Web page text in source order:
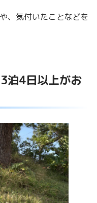
、気付いたことなどを
泊4日以上がお